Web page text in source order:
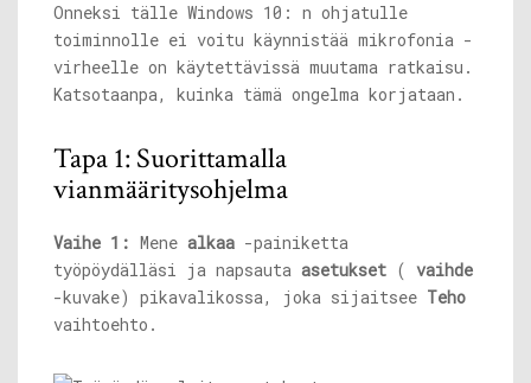
Onneksi tälle Windows 10: n ohjatulle
toiminnolle ei voitu käynnistää mikrofonia -
virheelle on käytettävissä muutama ratkaisu.
Katsotaanpa, kuinka tämä ongelma korjataan.
Tapa 1: Suorittamalla
vianmääritysohjelma
Vaihe 1: Mene alkaa -painiketta
työpöydälläsi ja napsauta asetukset ( vaihde
-kuvake) pikavalikossa, joka sijaitsee Teho
vaihtoehto.